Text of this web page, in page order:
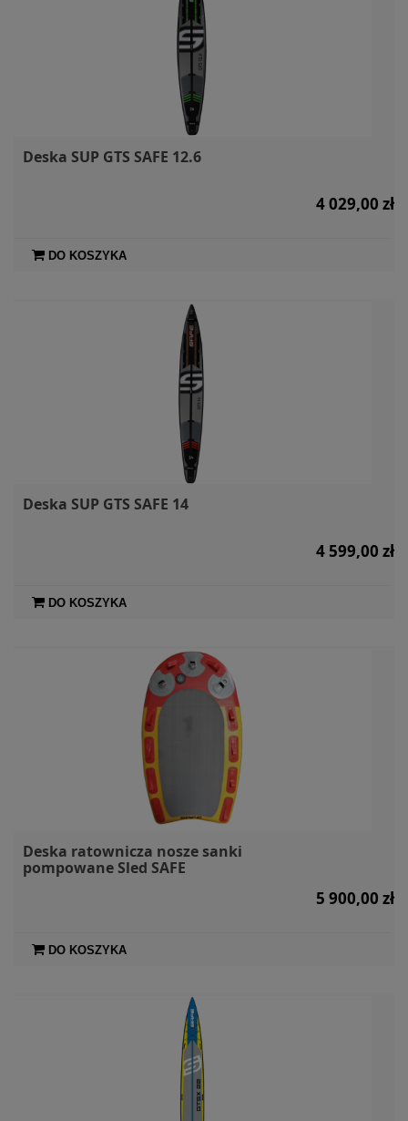
Deska SUP GTS SAFE 12.6
4 029,00 zł
DO KOSZYKA
Deska SUP GTS SAFE 14
4 599,00 zł
DO KOSZYKA
Deska ratownicza nosze sanki
pompowane Sled SAFE
5 900,00 zł
DO KOSZYKA